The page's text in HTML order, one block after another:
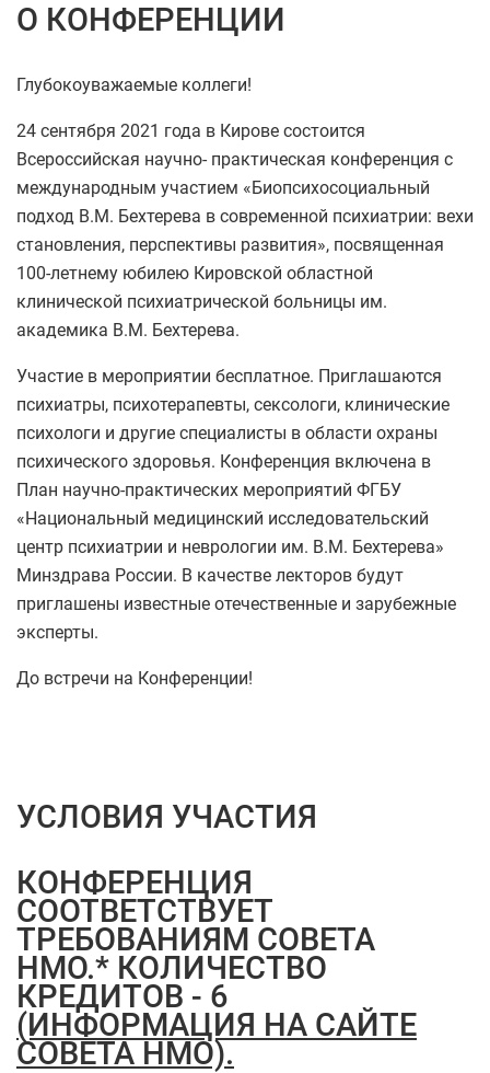
О КОНФЕРЕНЦИИ
Глубокоуважаемые коллеги!
24 сентября 2021 года в Кирове состоится
Всероссийская научно- практическая конференция с
международным участием «Биопсихосоциальный
подход В.М. Бехтерева в современной психиатрии: вехи
становления, перспективы развития», посвященная
100-летнему юбилею Кировской областной
клинической психиатрической больницы им.
академика В.М. Бехтерева.
Участие в мероприятии бесплатное. Приглашаются
психиатры, психотерапевты, сексологи, клинические
психологи и другие специалисты в области охраны
психического здоровья. Конференция включена в
План научно-практических мероприятий ФГБУ
«Национальный медицинский исследовательский
центр психиатрии и неврологии им. В.М. Бехтерева»
Минздрава России. В качестве лекторов будут
приглашены известные отечественные и зарубежные
эксперты.
До встречи на Конференции!
УСЛОВИЯ УЧАСТИЯ
КОНФЕРЕНЦИЯ
СООТВЕТСТВУЕТ
ТРЕБОВАНИЯМ СОВЕТА
НМО.* КОЛИЧЕСТВО
КРЕДИТОВ - 6
(ИНФОРМАЦИЯ НА САЙТЕ
СОВЕТА НМО).